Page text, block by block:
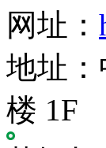
网址：
地址
楼 1F